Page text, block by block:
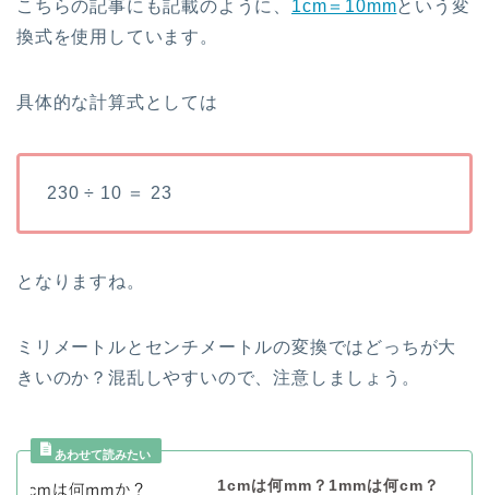
こちらの記事にも記載のように、 1cm＝10mmという変
換式を使用しています。
具体的な計算式としては
230 ÷ 10 ＝ 23
となりますね。
ミリメートルとセンチメートルの変換ではどっちが大
きいのか？混乱しやすいので、注意しましょう。
1cmは何mm？1mmは何cm？